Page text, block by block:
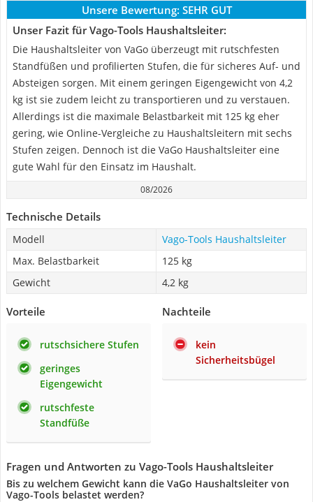
Unsere Bewertung: SEHR GUT
Unser Fazit für Vago-Tools Haushaltsleiter:
Die Haushaltsleiter von VaGo überzeugt mit rutschfesten
Standfüßen und profilierten Stufen, die für sicheres Auf- und
Absteigen sorgen. Mit einem geringen Eigengewicht von 4,2
kg ist sie zudem leicht zu transportieren und zu verstauen.
Allerdings ist die maximale Belastbarkeit mit 125 kg eher
gering, wie Online-Vergleiche zu Haushaltsleitern mit sechs
Stufen zeigen. Dennoch ist die VaGo Haushaltsleiter eine
gute Wahl für den Einsatz im Haushalt.
08/2026
Technische Details
Modell
Vago-Tools Haushaltsleiter
Max. Belastbarkeit
125 kg
Gewicht
4,2 kg
Vorteile
rutschsichere Stufen
geringes
Eigengewicht
rutschfeste
Standfüße
Nachteile
kein
Sicherheitsbügel
Fragen und Antworten zu Vago-Tools Haushaltsleiter
Bis zu welchem Gewicht kann die VaGo Haushaltsleiter von
Vago-Tools belastet werden?